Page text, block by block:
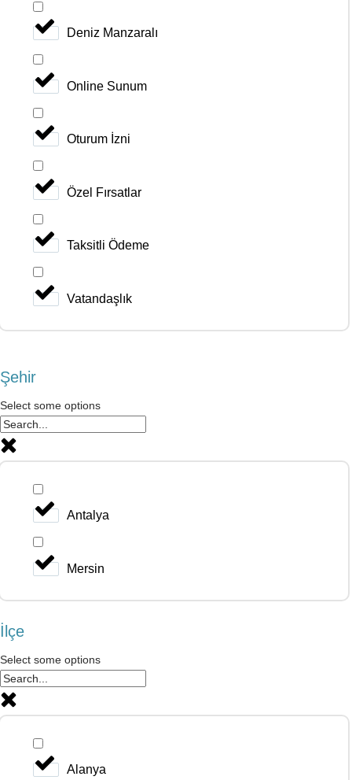
Deniz Manzaralı
Online Sunum
Oturum İzni
Özel Fırsatlar
Taksitli Ödeme
Vatandaşlık
Şehir
Select some options
Antalya
Mersin
İlçe
Select some options
Alanya